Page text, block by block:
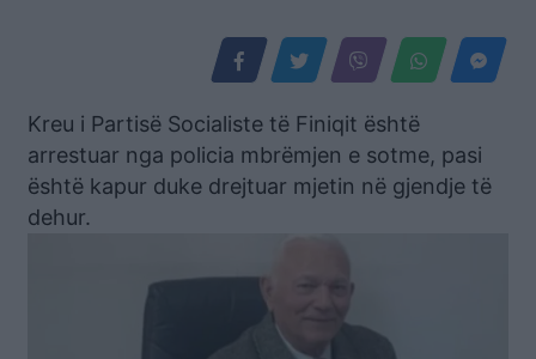
Kreu i Partisë Socialiste të Finiqit është
arrestuar nga policia mbrëmjen e sotme, pasi
është kapur duke drejtuar mjetin në gjendje të
dehur.